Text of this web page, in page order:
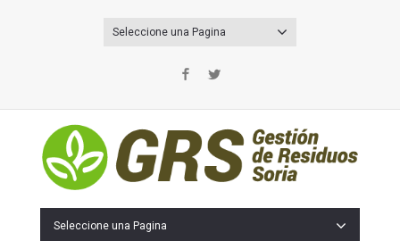
Seleccione una Pagina
Facebook
Seleccione una Pagina